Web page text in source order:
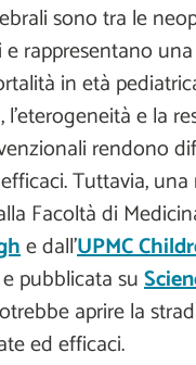
sono tra le
rappresentano
in età
l'eterogeneità e la
rendono
Tuttavia,
Facoltà di
e dall'UPMC
e pubblicata su
aprire la
ed efficaci.